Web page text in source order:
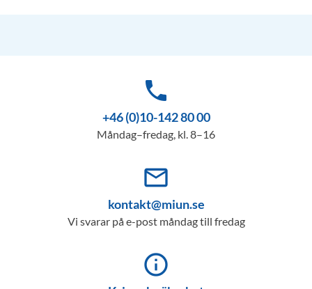
phone
+46 (0)10-142 80 00
Måndag–fredag, kl. 8–16
mail_outline
kontakt@miun.se
Vi svarar på e-post måndag till fredag
info_outline